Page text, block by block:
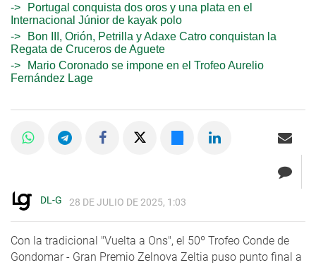
Portugal conquista dos oros y una plata en el
Internacional Júnior de kayak polo
Bon III, Orión, Petrilla y Adaxe Catro conquistan la
Regata de Cruceros de Aguete
Mario Coronado se impone en el Trofeo Aurelio
Fernández Lage
DL-G 28 DE JULIO DE 2025, 1:03
Con la tradicional "Vuelta a Ons", el 50º Trofeo Conde de
Gondomar - Gran Premio Zelnova Zeltia puso punto final a